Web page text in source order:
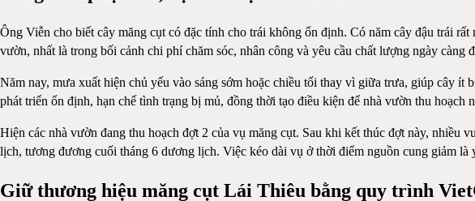
Ông Viễn cho biết cây măng cụt có đặc tính cho trái không ổn định. Có năm cây đậu trái
vườn, nhất là trong bối cảnh chi phí chăm sóc, nhân công và yêu cầu chất lượng ngày càng
Năm nay, mưa xuất hiện chủ yếu vào sáng sớm hoặc chiều tối thay vì giữa trưa, giúp cây
phát triển ổn định, hạn chế tình trạng bị mủ, đồng thời tạo điều kiện để nhà vườn thu hoạch
Hiện các nhà vườn đang thu hoạch đợt 2 của vụ măng cụt. Sau khi kết thúc đợt này, nhiều
lịch, tương đương cuối tháng 6 dương lịch. Việc kéo dài vụ ở thời điểm nguồn cung giảm là
Giữ thương hiệu măng cụt Lái Thiêu bằng quy trình